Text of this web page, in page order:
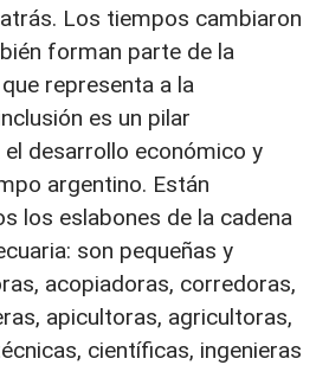
Los tiempos cambiaron
forman parte de la
representa a la
es un pilar
desarrollo económico y
argentino. Están
los eslabones de la cadena
son pequeñas y
acopiadoras, corredoras,
apicultoras, agricultoras,
científicas, ingenieras